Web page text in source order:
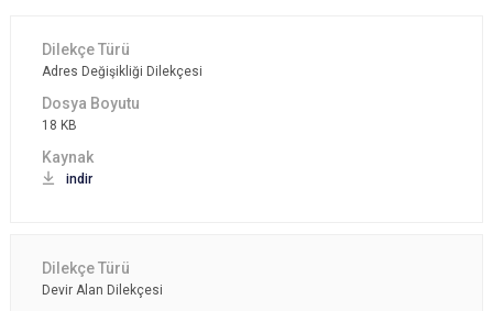
Adres Değişikliği Dilekçesi
18 KB
indir
Devir Alan Dilekçesi